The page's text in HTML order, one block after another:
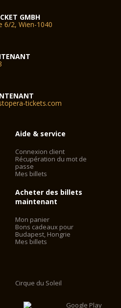
GMBH
6/2, Wien-1040
tickets.com
Aide & service
Connexion client
Récupération du mot de
passe
Mes billets
Acheter des billets
maintenant
Mon panier
Bons cadeaux pour
Budapest, Hongrie
Mes billets
Cirque du Soleil